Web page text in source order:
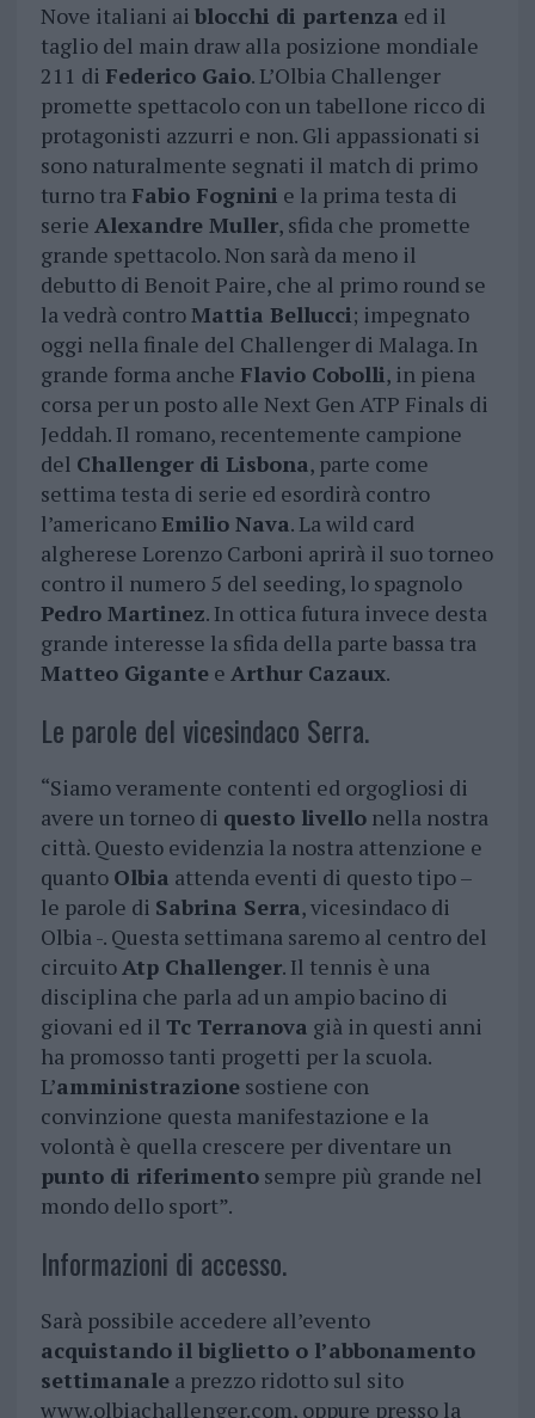
Nove italiani ai blocchi di partenza ed il
taglio del main draw alla posizione mondiale
211 di Federico Gaio. L’Olbia Challenger
promette spettacolo con un tabellone ricco di
protagonisti azzurri e non. Gli appassionati si
sono naturalmente segnati il match di primo
turno tra Fabio Fognini e la prima testa di
serie Alexandre Muller, sfida che promette
grande spettacolo. Non sarà da meno il
debutto di Benoit Paire, che al primo round se
la vedrà controMattia Bellucci; impegnato
oggi nella finale del Challenger di Malaga. In
grande forma anche Flavio Cobolli, in piena
corsa per un posto alle Next Gen ATP Finals di
Jeddah. Il romano, recentemente campione
del Challenger di Lisbona, parte come
settima testa di serie ed esordirà contro
l’americanoEmilio Nava. La wild card
algherese Lorenzo Carboni aprirà il suo torneo
contro il numero 5 del seeding, lo spagnolo
Pedro Martinez. In ottica futura invece desta
grande interesse la sfida della parte bassa tra
Matteo Gigantee Arthur Cazaux.
Le parole del vicesindaco Serra.
“Siamo veramente contenti ed orgogliosi di
avere un torneo di questo livellonella nostra
città. Questo evidenzia la nostra attenzione e
quanto Olbia attenda eventi di questo tipo –
le parole di Sabrina Serra, vicesindaco di
Olbia -. Questa settimana saremo al centro del
circuitoAtp Challenger. Il tennis è una
disciplina che parla ad un ampio bacino di
giovani ed il Tc Terranova già in questi anni
ha promosso tanti progetti per la scuola.
L’amministrazionesostiene con
convinzione questa manifestazione e la
volontà è quella crescere per diventare un
punto di riferimentosempre più grande nel
mondo dello sport”.
Informazioni di accesso.
Sarà possibile accedere all’evento
acquistando il biglietto o l’abbonamento
settimanalea prezzo ridotto sul sito
www.olbiachallenger.com, oppure presso la